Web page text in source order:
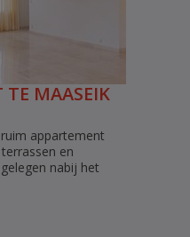
TE MAASEIK
appartement
en
nabij het